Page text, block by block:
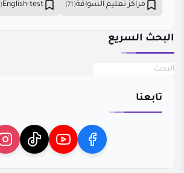
مراكز تعليم السواقة(71)
English-test
(9)
البحث السريع
تابعنا